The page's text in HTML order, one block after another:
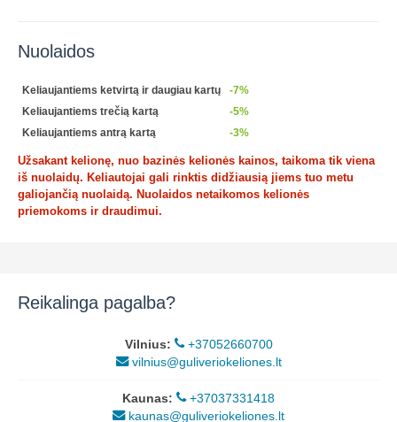
Nuolaidos
Keliaujantiems ketvirtą ir daugiau kartų
-7%
Keliaujantiems trečią kartą
-5%
Keliaujantiems antrą kartą
-3%
Užsakant kelionę, nuo bazinės kelionės kainos, taikoma tik viena
iš nuolaidų. Keliautojai gali rinktis didžiausią jiems tuo metu
galiojančią nuolaidą. Nuolaidos netaikomos kelionės
priemokoms ir draudimui.
Reikalinga pagalba?
Vilnius:
+37052660700
vilnius@guliveriokeliones.lt
Kaunas:
+37037331418
kaunas@guliveriokeliones.lt